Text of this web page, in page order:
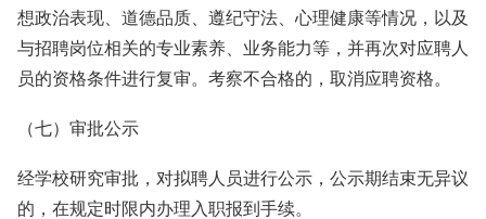
想政治表现、道德品质、遵纪守法、心理健康等情况，以及
与招聘岗位相关的专业素养、业务能力等，并再次对应聘人
员的资格条件进行复审。考察不合格的，取消应聘资格。
（七）审批公示
经学校研究审批，对拟聘人员进行公示，公示期结束无异议
的，在规定时限内办理入职报到手续。